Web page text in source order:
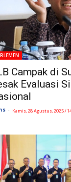
Campak di
Evaluasi
- Kamis, 28 Agustus, 2025 /